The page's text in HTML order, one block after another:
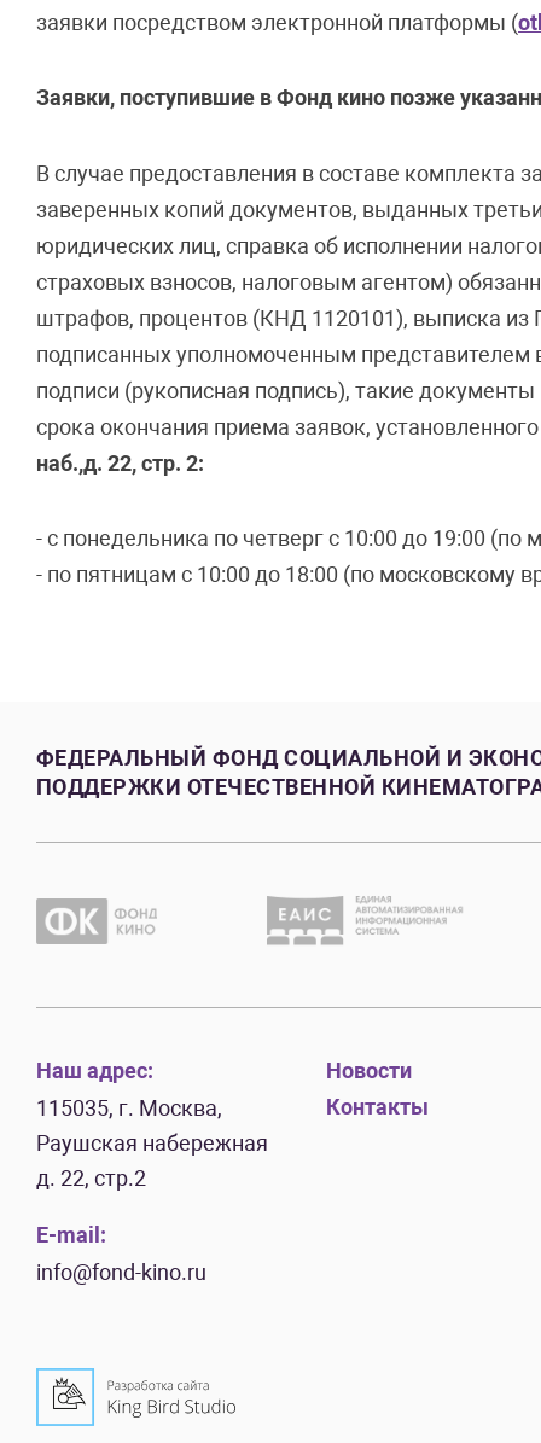
заявки посредством электронной платформы (
Заявки, поступившие в Фонд кино позже
В случае предоставления в составе комплекта
заверенных копий документов, выданных
юридических лиц, справка об исполнении
страховых взносов, налоговым агентом)
штрафов, процентов (КНД 1120101), выписка из
подписанных уполномоченным представителем
подписи (рукописная подпись), такие
срока окончания приема заявок,
наб.,д. 22, стр. 2:
- с понедельника по четверг с 10:00 до 19:00 (по
- по пятницам с 10:00 до 18:00 (по московскому
ФЕДЕРАЛЬНЫЙ ФОНД СОЦИАЛЬНОЙ И
ПОДДЕРЖКИ ОТЕЧЕСТВЕННОЙ
Наш адрес:
115035, г. Москва,
Раушская набережная
д. 22, стр.2
E-mail:
info@fond-kino.ru
Новости
Контакты